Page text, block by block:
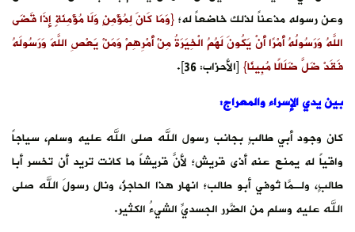
وعن رسوله مذعناً لذلك خاضعاً له؛{وَمَا كَانَ لِمُؤْمِنٍ وَلَا مُؤْمِنَةٍ إِذَا قَضَى
اللَّهُ وَرَسُولُهُ أَمْرًا أَنْ يَكُونَ لَهُمُ الْخِيَرَةُ مِنْ أَمْرِهِمْ وَمَنْ يَعْصِ اللَّهَ وَرَسُولَهُ
فَقَدْ ضَلَّ ضَلَالًا مُبِينًا} [الأحزاب: 36].
بين يدي الإسراء والمعراج:
كان وجود أبي طالبٍ بجانب رسول الله صلى الله عليه وسلم، سياجاً
واقياً له يمنع عنه أذى قريش؛ لأنَّ قريشاً ما كانت تريد أن تخسر أبا
طالبٍ، ولـمَّا تُوفي أبو طالب؛ انهار هذا الحاجزُ، ونال رسولَ الله صلى
الله عليه وسلم من الضَّرر الجسديِّ الشيءُ الكثير.